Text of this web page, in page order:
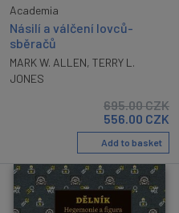
Academia
Násilí a válčení lovců-
sběračů
MARK W. ALLEN, TERRY L.
JONES
695.00CZK
556.00 CZK
Add to basket